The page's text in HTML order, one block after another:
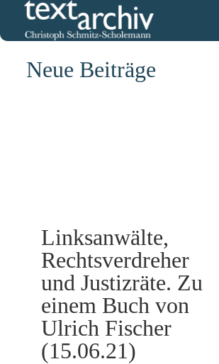
Neue Beiträge
Linksanwälte,
Rechtsverdreher
und Justizräte. Zu
einem Buch von
Ulrich Fischer
(15.06.21)